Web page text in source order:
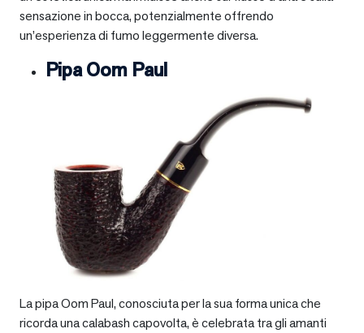
sensazione in bocca, potenzialmente offrendo
un’esperienza di fumo leggermente diversa.
Pipa Oom Paul
La pipa Oom Paul, conosciuta per la sua forma unica che
ricorda una calabash capovolta, è celebrata tra gli amanti